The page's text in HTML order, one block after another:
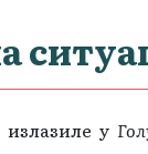
излазиле у